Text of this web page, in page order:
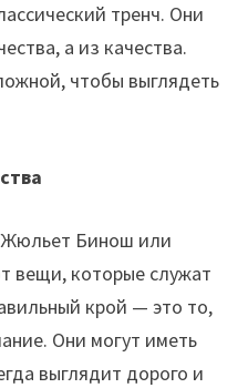
тренч. Они
а из качества.
чтобы выглядеть
Жюльет Бинош или
вещи, которые служат
крой — это то,
Они могут иметь
выглядит дорого и